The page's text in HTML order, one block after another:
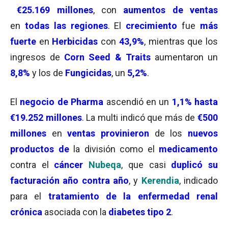
€25.169 millones, con aumentos de ventas
en todas las regiones. El crecimiento fue más
fuerte en Herbicidas con 43,9%, mientras que los
ingresos de Corn Seed & Traitsaumentaron un
8,8% y los de Fungicidas, un 5,2%.
El negocio de Pharma ascendió en un 1,1% hasta
€19.252 millones. La multi indicó que más de €500
millones en ventas provinieron de los nuevos
productos dela división como el medicamento
contra el cáncer Nubeqa, que casi duplicó su
facturación año contra año, y Kerendia, indicado
para el tratamiento de la enfermedad renal
crónica asociada con la diabetes tipo 2.